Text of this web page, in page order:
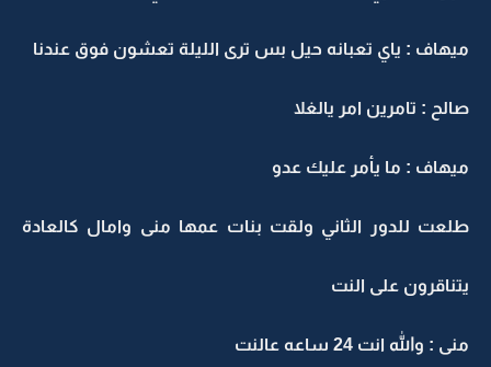
ميهاف : ياي تعبانه حيل بس ترى الليلة تعشون فوق عندنا
صالح : تامرين امر يالغلا
ميهاف : ما يأمر عليك عدو
طلعت للدور الثاني ولقت بنات عمها منى وامال كالعادة
يتناقرون على النت
منى : والله انت 24 ساعه عالنت